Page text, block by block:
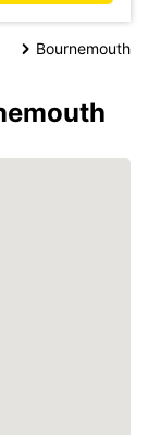
Bournemouth